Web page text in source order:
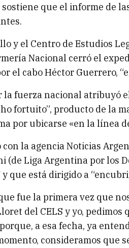
que el informe de
y el Centro de Estudios
Nacional cerró el
el cabo Héctor Guerrero,
fuerza nacional atribuyó
fortuito”, producto de la
por ubicarse «en la línea
la agencia Noticias
(de Liga Argentina por los
y que está dirigido a
fue la primera vez que
del CELS y yo, pedimos
a esa fecha, ya
consideramos que